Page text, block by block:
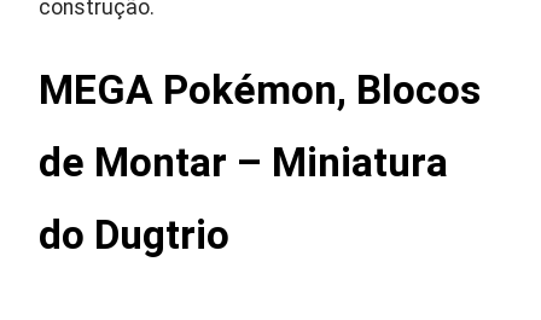
construção.
MEGA Pokémon, Blocos
de Montar – Miniatura
do Dugtrio